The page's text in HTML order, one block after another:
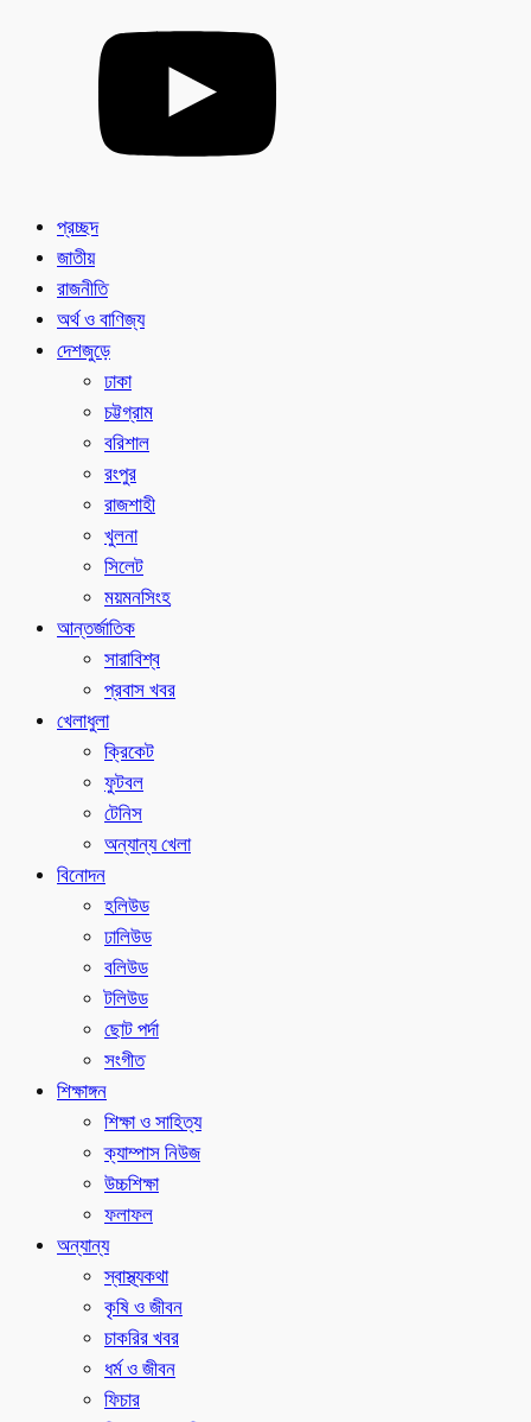
প্রচ্ছদ
জাতীয়
রাজনীতি
অর্থ ও বাণিজ্য
দেশজুড়ে
ঢাকা
চট্টগ্রাম
বরিশাল
রংপুর
রাজশাহী
খুলনা
সিলেট
ময়মনসিংহ
আন্তর্জাতিক
সারাবিশ্ব
প্রবাস খবর
খেলাধুলা
ক্রিকেট
ফুটবল
টেনিস
অন্যান্য খেলা
বিনোদন
হলিউড
ঢালিউড
বলিউড
টলিউড
ছোট পর্দা
সংগীত
শিক্ষাঙ্গন
শিক্ষা ও সাহিত্য
ক্যাম্পাস নিউজ
উচ্চশিক্ষা
ফলাফল
অন্যান্য
স্বাস্থ্যকথা
কৃষি ও জীবন
চাকরির খবর
ধর্ম ও জীবন
ফিচার